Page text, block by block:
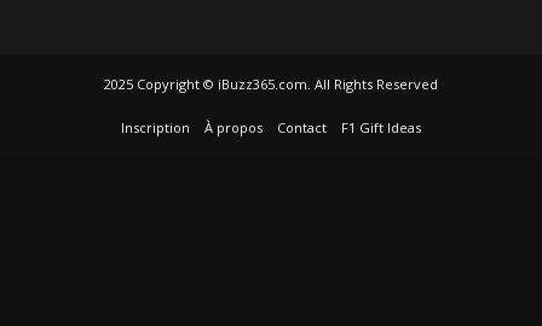
2025 Copyright © iBuzz365.com. All Rights Reserved
Inscription À propos Contact F1 Gift Ideas